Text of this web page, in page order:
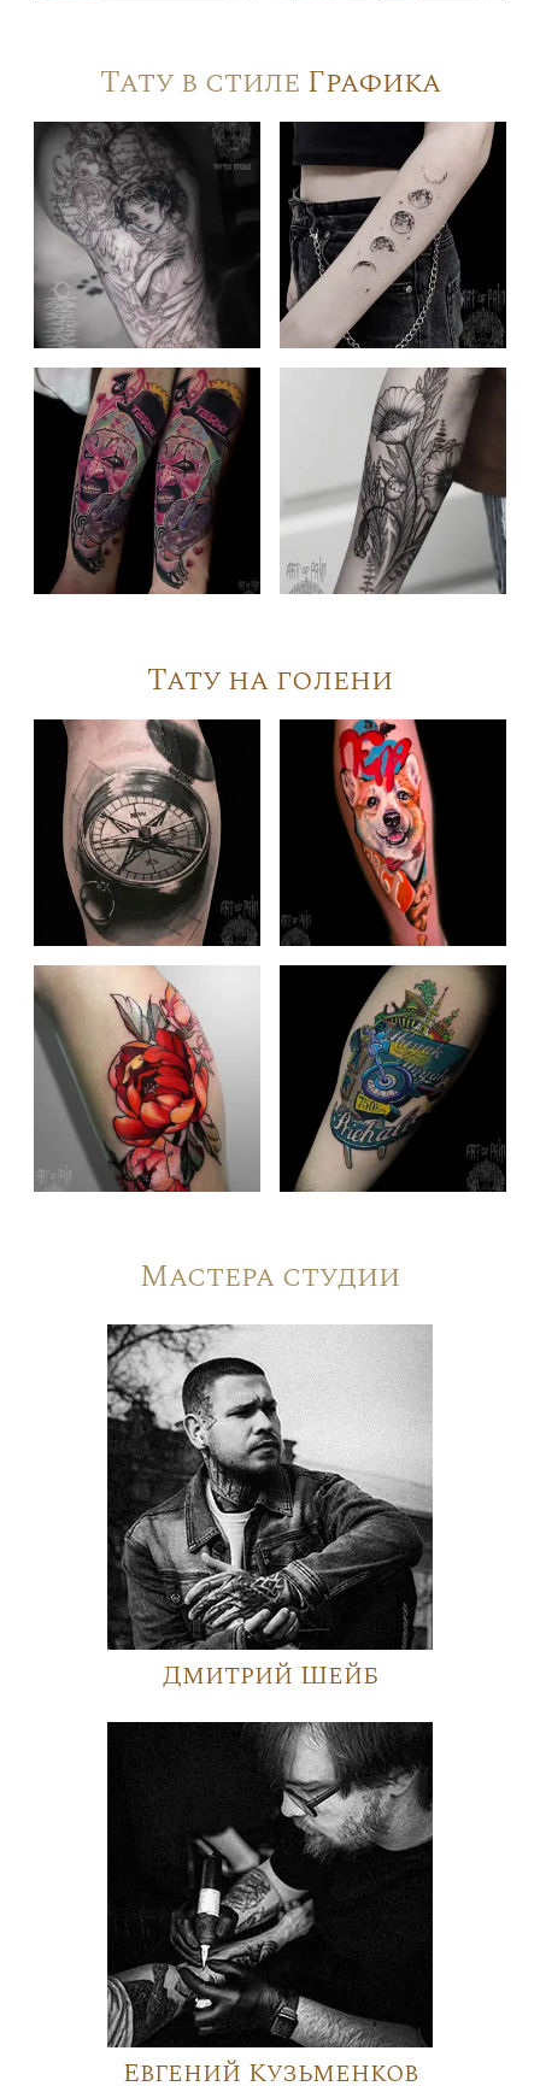
Тату в стиле Графика
Тату на голени
Мастера студии
Дмитрий Шейб
Евгений Кузьменков